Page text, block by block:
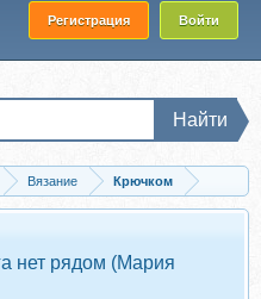
Регистрация Войти
Найти
Вязание
Крючком
нет рядом (Мария